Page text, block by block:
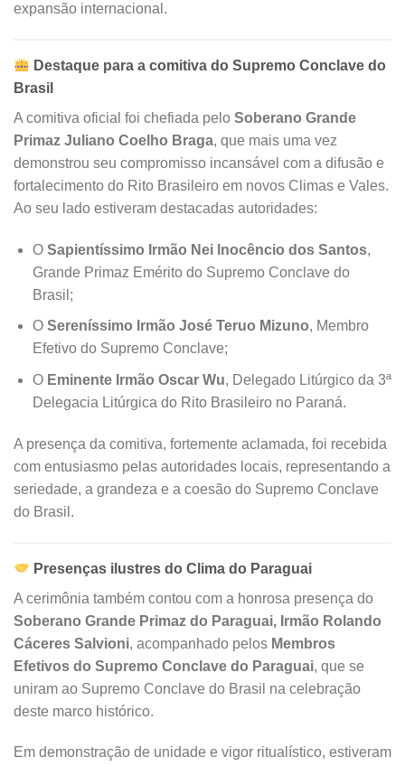
expansão internacional.
Destaque para a comitiva do Supremo Conclave do
Brasil
A comitiva oficial foi chefiada pelo Soberano Grande
Primaz Juliano Coelho Braga, que mais uma vez
demonstrou seu compromisso incansável com a difusão e
fortalecimento do Rito Brasileiro em novos Climas e Vales.
Ao seu lado estiveram destacadas autoridades:
O Sapientíssimo Irmão Nei Inocêncio dos Santos,
Grande Primaz Emérito do Supremo Conclave do
Brasil;
O Sereníssimo Irmão José Teruo Mizuno, Membro
Efetivo do Supremo Conclave;
O Eminente Irmão Oscar Wu, Delegado Litúrgico da 3ª
Delegacia Litúrgica do Rito Brasileiro no Paraná.
A presença da comitiva, fortemente aclamada, foi recebida
com entusiasmo pelas autoridades locais, representando a
seriedade, a grandeza e a coesão do Supremo Conclave
do Brasil.
Presenças ilustres do Clima do Paraguai
A cerimônia também contou com a honrosa presença do
Soberano Grande Primaz do Paraguai, Irmão Rolando
Cáceres Salvioni, acompanhado pelos Membros
Efetivos do Supremo Conclave do Paraguai, que se
uniram ao Supremo Conclave do Brasil na celebração
deste marco histórico.
Em demonstração de unidade e vigor ritualístico, estiveram